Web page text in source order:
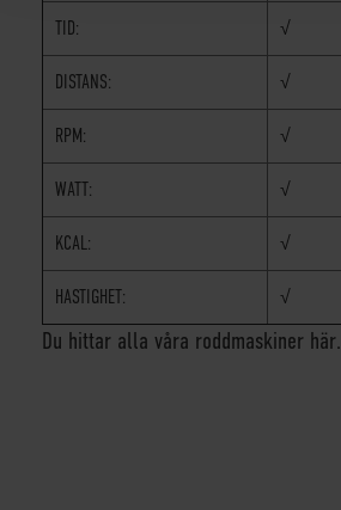
TID: √
DISTANS: √
RPM: √
WATT: √
KCAL: √
HASTIGHET: √
Du hittar alla våra roddmaskiner här.